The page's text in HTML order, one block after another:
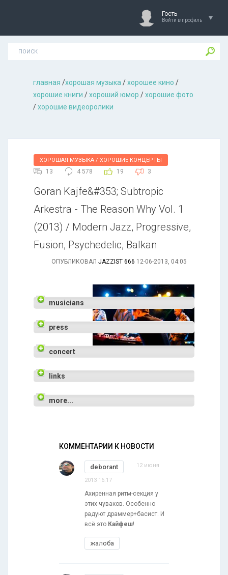
Гость
Войти в профиль
главная /хорошая музыкa /хорошее кино /
хорошие книги /хороший юмор /хорошие фото
/хорошие видеоролики
ХОРОШАЯ МУЗЫКА / ХОРОШИЕ КОНЦЕРТЫ
13 4 578 19 3
Goran Kajfe&#353; Subtropic
Arkestra - The Reason Why Vol. 1
(2013) / Modern Jazz, Progressive,
Fusion, Psychedelic, Balkan
ОПУБЛИКОВАЛ JAZZIST 666 12-06-2013, 04:05
musicians
press
concert
links
more...
КОММЕНТАРИИ К НОВОСТИ
deborant 12 июня
2013 16:17
Ахиренная ритм-секция у
этих чуваков. Особенно
радуют драммер+басист. И
всё это Кайфеш!
жалоба